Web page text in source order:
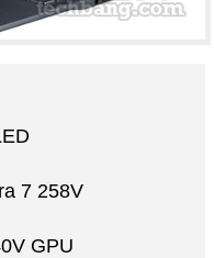
7 258V
GPU